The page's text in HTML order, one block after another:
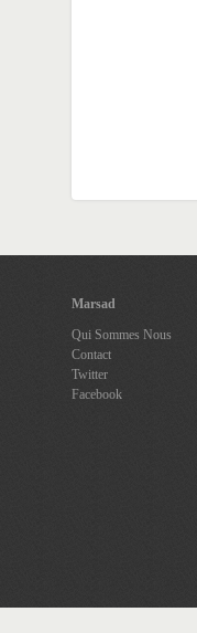
Marsad
Qui Sommes Nous
Contact
Twitter
Facebook